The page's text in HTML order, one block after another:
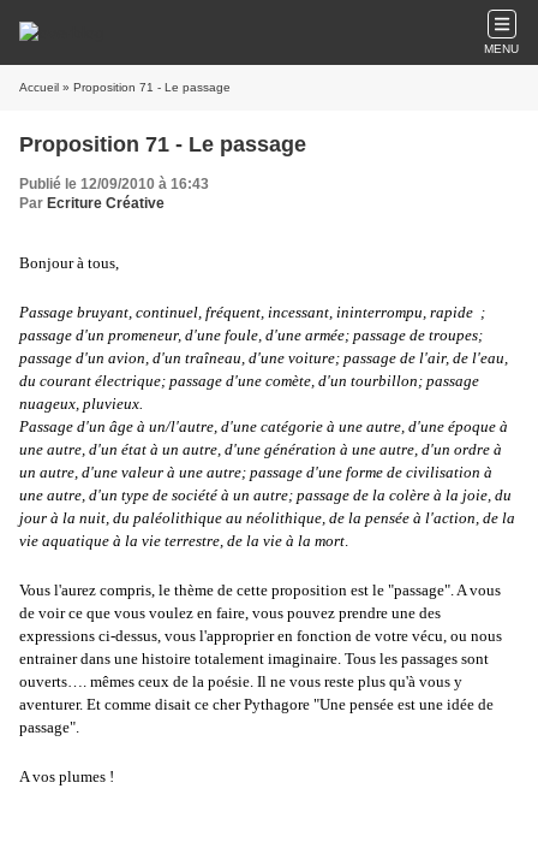
MENU
Accueil » Proposition 71 - Le passage
Proposition 71 - Le passage
Publié le 12/09/2010 à 16:43
Par Ecriture Créative
Bonjour à tous,
Passage bruyant, continuel, fréquent, incessant, ininterrompu, rapide ;
passage d'un promeneur, d'une foule, d'une armée; passage de troupes;
passage d'un avion, d'un traîneau, d'une voiture; passage de l'air, de l'eau,
du courant électrique; passage d'une comète, d'un tourbillon; passage
nuageux, pluvieux.
Passage d'un âge à un/l'autre, d'une catégorie à une autre, d'une époque à
une autre, d'un état à un autre, d'une génération à une autre, d'un ordre à
un autre, d'une valeur à une autre; passage d'une forme de civilisation à
une autre, d'un type de société à un autre; passage de la colère à la joie, du
jour à la nuit, du paléolithique au néolithique, de la pensée à l'action, de la
vie aquatique à la vie terrestre, de la vie à la mort.
Vous l'aurez compris, le thème de cette proposition est le "passage". A vous
de voir ce que vous voulez en faire, vous pouvez prendre une des
expressions ci-dessus, vous l'approprier en fonction de votre vécu, ou nous
entrainer dans une histoire totalement imaginaire. Tous les passages sont
ouverts…. mêmes ceux de la poésie. Il ne vous reste plus qu'à vous y
aventurer. Et comme disait ce cher Pythagore "Une pensée est une idée de
passage".
A vos plumes !